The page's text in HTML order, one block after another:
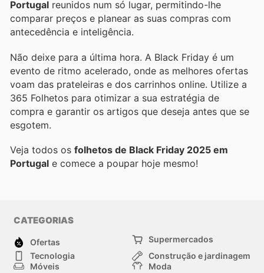
Portugal reunidos num só lugar, permitindo-lhe
comparar preços e planear as suas compras com
antecedência e inteligência.
Não deixe para a última hora. A Black Friday é um
evento de ritmo acelerado, onde as melhores ofertas
voam das prateleiras e dos carrinhos online. Utilize a
365 Folhetos para otimizar a sua estratégia de
compra e garantir os artigos que deseja antes que se
esgotem.
Veja todos os folhetos de Black Friday 2025 em
Portugal e comece a poupar hoje mesmo!
CATEGORIAS
Ofertas
Supermercados
Tecnologia
Construção e jardinagem
Móveis
Moda